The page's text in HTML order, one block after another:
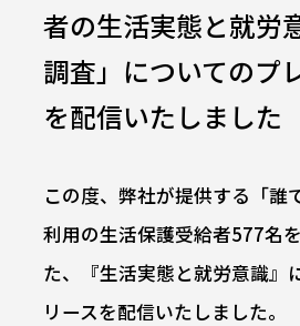
者の生活実態と就労
調査」についてのプ
を配信いたしました
この度、弊社が提供する「誰
利用の生活保護受給者577名
た、『生活実態と就労意識』
リースを配信いたしました。